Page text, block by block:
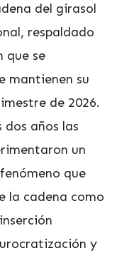
del girasol
respaldado
que se
mantienen su
de 2026.
dos años las
un
que
la cadena como
y